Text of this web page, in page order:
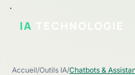
IA TECHNOLOGIE
Accueil/Outils IA/Chatbots &